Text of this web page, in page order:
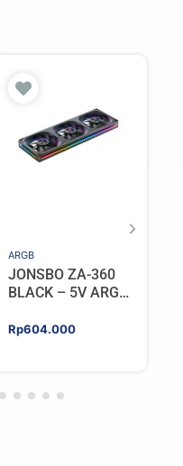
ARGB
JONSBO ZA-360
BLACK – 5V ARGB
Rp604.000